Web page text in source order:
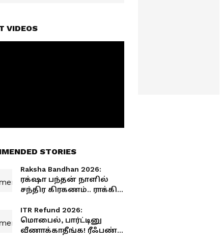
VIDEOS
STORIES
Raksha Bandhan 2026:
ரக்‌ஷா பந்தன் நாளில்
சந்திர கிரகணம்.. ராக்கி
விபரம்
ITR Refund 2026:
மொபைல், பார்ட்டினு
வீணாக்காதீங்க! ரீஃபண்ட்